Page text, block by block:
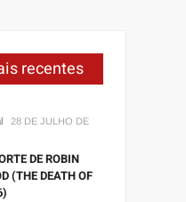
recentes
28 DE JULHO DE
DE ROBIN
(THE DEATH OF